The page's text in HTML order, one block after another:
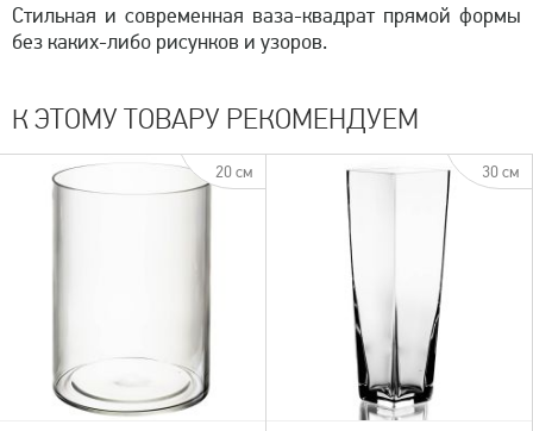
Стильная и современная ваза-квадрат прямой формы
без каких-либо рисунков и узоров.
К ЭТОМУ ТОВАРУ РЕКОМЕНДУЕМ
20 см 30 см
быстрый просмотр